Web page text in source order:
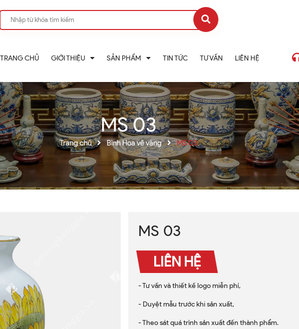
TRANG CHỦ GIỚI THIỆU SẢN PHẨM TIN TỨC TƯ VẤN LIÊN HỆ
MS 03
Trang chủ Bình Hoa vẽ vàng MS 03
MS 03
LIÊN HỆ
- Tư vấn và thiết kế logo miễn phí,
- Duyệt mẫu trước khi sản xuất,
- Theo sát quá trình sản xuất đến thành phẩm.